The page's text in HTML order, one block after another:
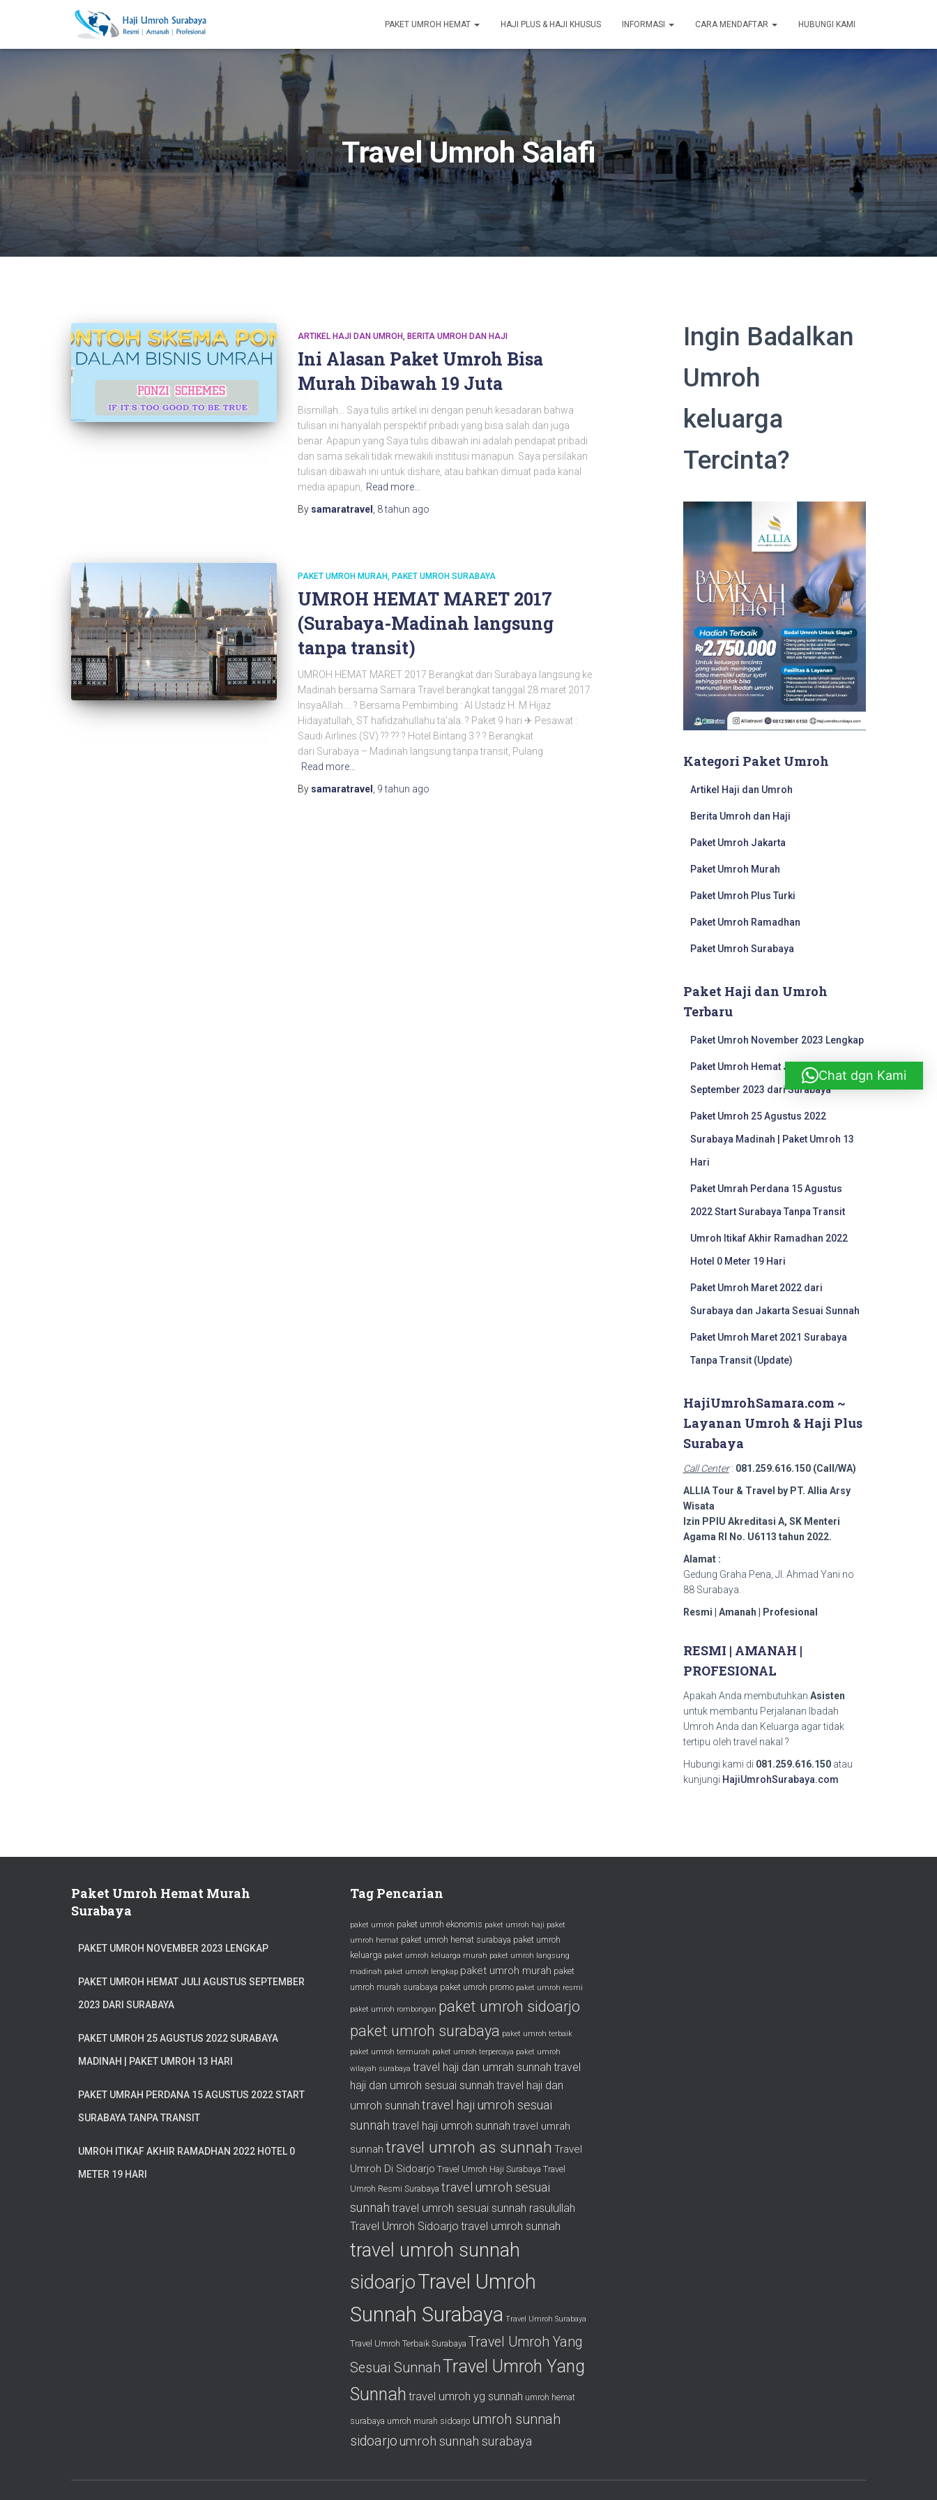
PAKET UMROH HEMAT HAJI PLUS & HAJI KHUSUS INFORMASI CARA MENDAFTAR HUBUNGI KAMI
Travel Umroh Salafi
ARTIKEL HAJI DAN UMROH BERITA UMROH DAN HAJI
Ini Alasan Paket Umroh Bisa
Murah Dibawah 19 Juta
Bismillah… Saya tulis artikel ini dengan penuh kesadaran bahwa
tulisan ini hanyalah perspektif pribadi yang bisa salah dan juga
benar. Apapun yang Saya tulis dibawah ini adalah pendapat pribadi
dan sama sekali tidak mewakili institusi manapun. Saya persilakan
tulisan dibawah ini untuk dishare, atau bahkan dimuat pada kanal
media apapun,
Read more…
By samaratravel 8 tahun ago
PAKET UMROH MURAH PAKET UMROH SURABAYA
UMROH HEMAT MARET 2017
(Surabaya-Madinah langsung
tanpa transit)
UMROH HEMAT MARET 2017 Berangkat dari Surabaya langsung ke
Madinah bersama Samara Travel berangkat tanggal 28 maret 2017
InsyaAllah…. ? Bersama Pembimbing : Al Ustadz H. M Hijaz
Hidayatullah, ST hafidzahullahu ta’ala. ? Paket 9 hari ✈ Pesawat :
Saudi Airlines (SV) ?? ?? ? Hotel Bintang 3 ? ? Berangkat
dari Surabaya – Madinah langsung tanpa transit, Pulang
Read more…
By samaratravel 9 tahun ago
Ingin Badalkan
Umroh
keluarga
Tercinta?
Kategori Paket Umroh
Artikel Haji dan Umroh
Berita Umroh dan Haji
Paket Umroh Jakarta
Paket Umroh Murah
Paket Umroh Plus Turki
Paket Umroh Ramadhan
Paket Umroh Surabaya
Paket Haji dan Umroh
Terbaru
Paket Umroh November 2023 Lengkap
Paket Umroh Hemat Juli Agustus
September 2023 dari Surabaya
Paket Umroh 25 Agustus 2022
Surabaya Madinah | Paket Umroh 13
Hari
Paket Umrah Perdana 15 Agustus
2022 Start Surabaya Tanpa Transit
Umroh Itikaf Akhir Ramadhan 2022
Hotel 0 Meter 19 Hari
Paket Umroh Maret 2022 dari
Surabaya dan Jakarta Sesuai Sunnah
Paket Umroh Maret 2021 Surabaya
Tanpa Transit (Update)
HajiUmrohSamara.com ~
Layanan Umroh & Haji Plus
Surabaya
Call Center: 081.259.616.150 (Call/WA)
ALLIA Tour & Travel by PT. Allia Arsy
Wisata
Izin PPIU Akreditasi A, SK Menteri
Agama RI No. U6113 tahun 2022.
Alamat :
Gedung Graha Pena, Jl. Ahmad Yani no
88 Surabaya.
Resmi | Amanah | Profesional
RESMI | AMANAH |
PROFESIONAL
Apakah Anda membutuhkan Asisten
untuk membantu Perjalanan Ibadah
Umroh Anda dan Keluarga agar tidak
tertipu oleh travel nakal ?
Hubungi kami di 081.259.616.150 atau
kunjungi HajiUmrohSurabaya.com
Paket Umroh Hemat Murah
Surabaya
PAKET UMROH NOVEMBER 2023 LENGKAP
PAKET UMROH HEMAT JULI AGUSTUS SEPTEMBER
2023 DARI SURABAYA
PAKET UMROH 25 AGUSTUS 2022 SURABAYA
MADINAH | PAKET UMROH 13 HARI
PAKET UMRAH PERDANA 15 AGUSTUS 2022 START
SURABAYA TANPA TRANSIT
UMROH ITIKAF AKHIR RAMADHAN 2022 HOTEL 0
METER 19 HARI
Tag Pencarian
paket umroh paket umroh ekonomis paket umroh haji paket
umroh hemat paket umroh hemat surabaya paket umroh
keluarga paket umroh keluarga murah paket umroh langsung
madinah paket umroh lengkap paket umroh murah paket
umroh murah surabaya paket umroh promo paket umroh resmi
paket umroh rombongan paket umroh sidoarjo
paket umroh surabaya paket umroh terbaik
paket umroh termurah paket umroh terpercaya paket umroh
wilayah surabaya travel haji dan umrah sunnah travel
haji dan umroh sesuai sunnah travel haji dan
umroh sunnah travel haji umroh sesuai
sunnah travel haji umroh sunnah travel umrah
sunnah travel umroh as sunnah Travel
Umroh Di Sidoarjo Travel Umroh Haji Surabaya Travel
Umroh Resmi Surabaya travel umroh sesuai
sunnah travel umroh sesuai sunnah rasulullah
Travel Umroh Sidoarjo travel umroh sunnah
travel umroh sunnah
sidoarjoTravel Umroh
Sunnah Surabaya Travel Umroh Surabaya
Travel Umroh Terbaik Surabaya Travel Umroh Yang
Sesuai SunnahTravel Umroh Yang
Sunnah travel umroh yg sunnah umroh hemat
surabaya umroh murah sidoarjo umroh sunnah
sidoarjo umroh sunnah surabaya
Chat dgn Kami